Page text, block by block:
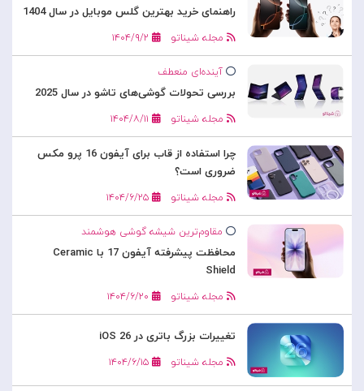
راهنمای خرید بهترین گلس موبایل در سال 1404
مجله شیناتو ۱۴۰۴/۹/۲
آینده‌ای منعطف
بررسی تحولات گوشی‌های تاشو در سال 2025
مجله شیناتو ۱۴۰۴/۸/۱۱
چرا استفاده از قاب برای آیفون 16 پرو مکس
ضروری است؟
مجله شیناتو ۱۴۰۴/۶/۲۵
مقاوم‌ترین شیشه گوشی هوشمند
محافظت پیشرفته آیفون 17 با Ceramic
Shield
مجله شیناتو ۱۴۰۴/۶/۲۰
تغییرات بزرگ باتری در iOS 26
مجله شیناتو ۱۴۰۴/۶/۱۵